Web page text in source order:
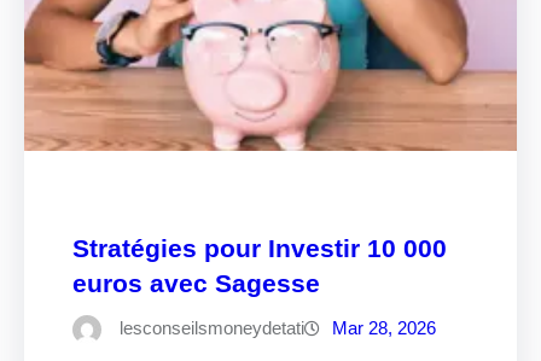
Stratégies pour Investir 10 000
euros avec Sagesse
lesconseilsmoneydetati Mar 28, 2026